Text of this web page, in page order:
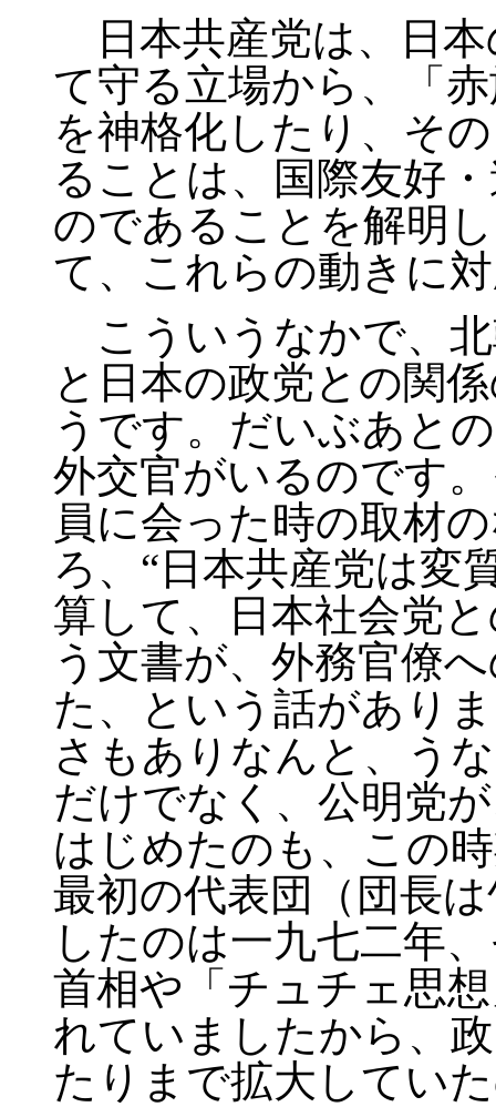
日本共産党は、日本
て守る立場から、「
を神格化したり、そ
ることは、国際友好
のであることを解明
て、これらの動きに
こういうなかで、
と日本の政党との関
うです。だいぶあと
外交官がいるのです
員に会った時の取材
ろ、“日本共産党は変
算して、日本社会党
う文書が、外務官僚
た、という話があり
さもありなんと、う
だけでなく、公明党
はじめたのも、この
最初の代表団（団長
したのは一九七二年
首相や「チュチェ思
れていましたから、
たりまで拡大してい